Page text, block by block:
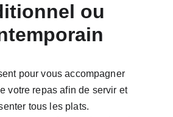
ou
pour vous accompagner
votre repas afin de servir et
tous les plats.